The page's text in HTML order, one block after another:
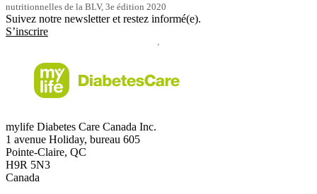
nutritionnelles de la BLV, 3e édition 2020
Suivez notre newsletter et restez informé(e).
S’inscrire
mylife Diabetes Care Canada Inc.
1 avenue Holiday, bureau 605
Pointe-Claire, QC
H9R 5N3
Canada